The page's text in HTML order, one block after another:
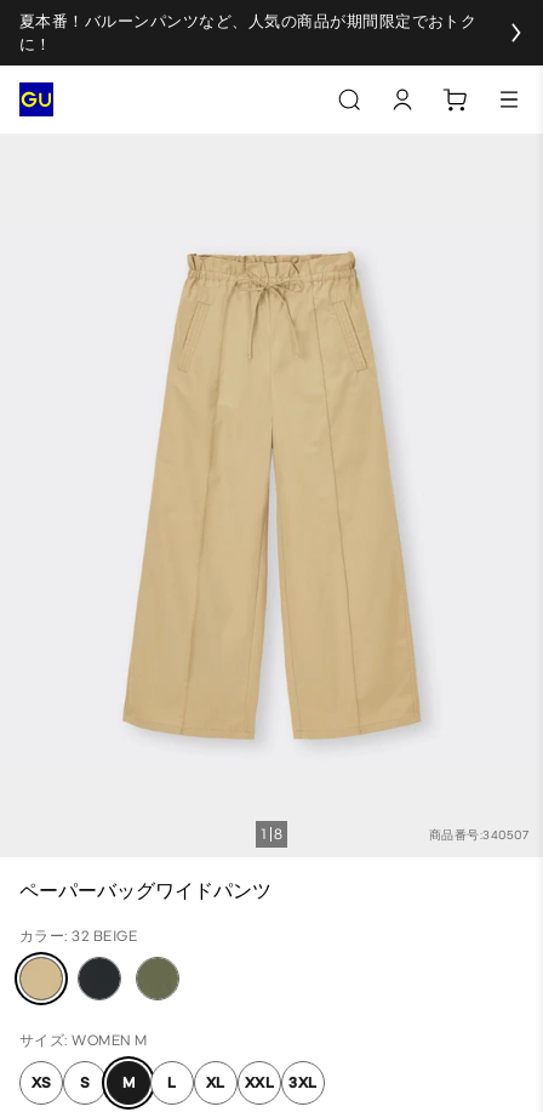
夏本番！バルーンパンツなど、人気の商品が期間限定でおトク
に！
商品番号:340507
1 8
ペーパーバッグワイドパンツ
カラー: 32 BEIGE
サイズ: WOMEN M
XS S M L XL XXL 3XL